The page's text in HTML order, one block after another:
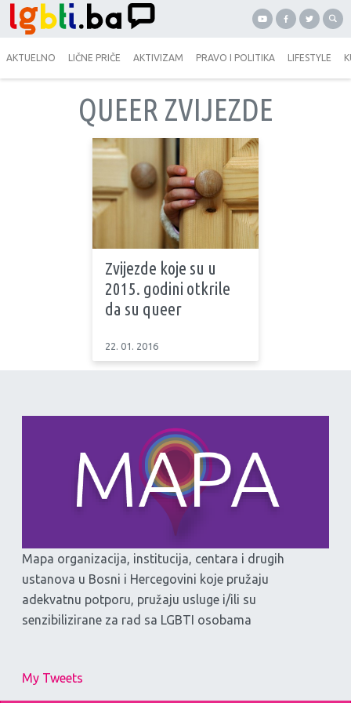
AKTUELNO LIČNE PRIČE AKTIVIZAM PRAVO I POLITIKA LIFESTYLE
QUEER ZVIJEZDE
Zvijezde koje su u
2015. godini otkrile
da su queer
22. 01. 2016
Mapa organizacija, institucija, centara i drugih
ustanova u Bosni i Hercegovini koje pružaju
adekvatnu potporu, pružaju usluge i/ili su
senzibilizirane za rad sa LGBTI osobama
My Tweets